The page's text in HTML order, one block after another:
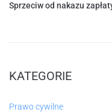
Sprzeciw od nakazu
KATEGORIE
Prawo cywilne